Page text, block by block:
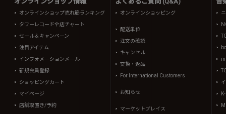
オンラインショップ売れ筋ランキング
タワーレコード全店チャート
セール＆キャンペーン
注目アイテム
インフォメーションメール
新規会員登録
ショッピングカート
マイページ
店舗取置き/予約
オンラインショッピング
配送単位
注文の確認
キャンセル
交換・返品
For International Customers
お知らせ
マーケットプレイス